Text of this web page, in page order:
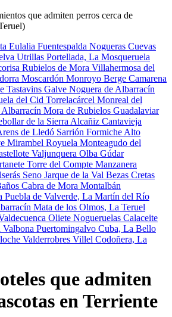
que admiten perros cerca de
Eulalia Fuentespalda Nogueras Cuevas
Utrillas Portellada, La Mosqueruela
Rubielos de Mora Villahermosa del
Moscardón Monroyo Berge Camarena
Tastavins Galve Noguera de Albarracín
del Cid Torrelacárcel Monreal del
Albarracín Mora de Rubielos Guadalaviar
de la Sierra Alcañiz Cantavieja
de Lledó Sarrión Formiche Alto
Mirambel Royuela Monteagudo del
Valjunquera Olba Gúdar
Torre del Compte Manzanera
Seno Jarque de la Val Bezas Cretas
Cabra de Mora Montalbán
Puebla de Valverde, La Martín del Río
Mata de los Olmos, La Teruel
Oliete Nogueruelas Calaceite
Valbona Puertomingalvo Cuba, La Bello
Valderrobres Villel Codoñera, La
que admiten
en Terriente